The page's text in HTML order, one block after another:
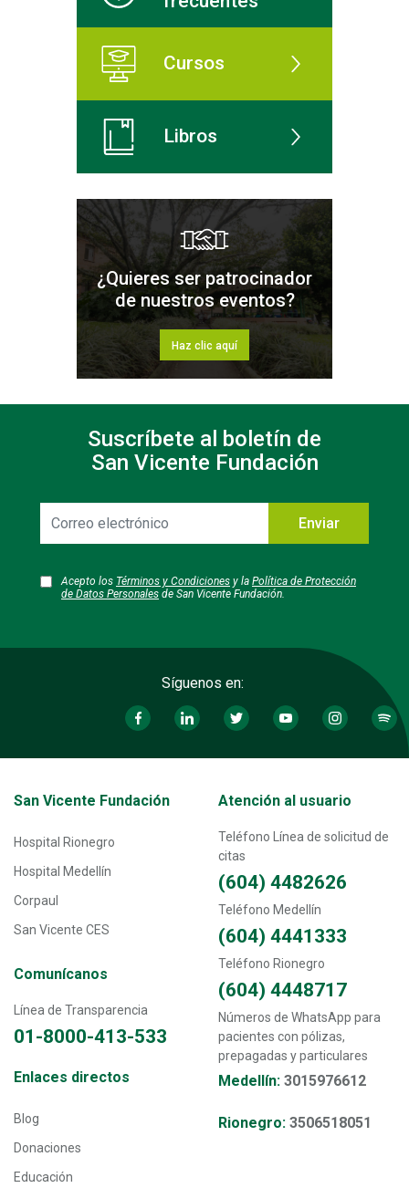
Cursos
Libros
¿Quieres ser patrocinador
de nuestros eventos?
Haz clic aquí
Suscríbete al boletín de
San Vicente Fundación
electrónico
Acepto los Términos y Condiciones y la Política de Protección
de Datos Personales de San Vicente Fundación.
Enviar
Síguenos en:
Transversal - Menú San Vicente fundación footer
San Vicente Fundación
Hospital Rionegro
Hospital Medellín
Corpaul
San Vicente CES
Comunícanos
Línea de Transparencia
01-8000-413-533
Atención al usuario
Teléfono Línea de solicitud de
citas
(604) 4482626
Teléfono Medellín
(604) 4441333
Teléfono Rionegro
(604) 4448717
Números de WhatsApp para
pacientes con pólizas,
prepagadas y particulares
Medellín: 3015976612
Rionegro: 3506518051
Transversal - Menú enlaces directos footer
Enlaces directos
Blog
Donaciones
Educación